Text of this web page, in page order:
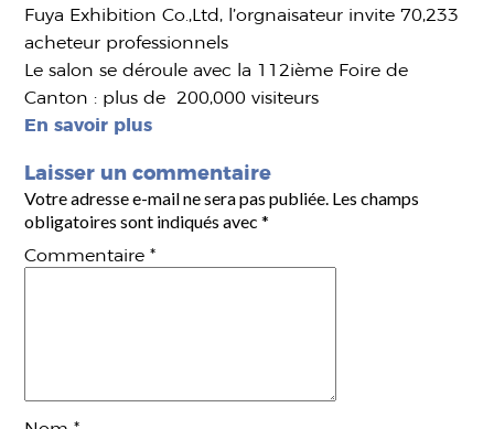
Fuya Exhibition Co.,Ltd, l’orgnaisateur invite 70,233
acheteur professionnels
Le salon se déroule avec la 112ième Foire de
Canton : plus de 200,000 visiteurs
En savoir plus
Laisser un commentaire
Votre adresse e-mail ne sera pas publiée. Les champs
obligatoires sont indiqués avec*
Commentaire*